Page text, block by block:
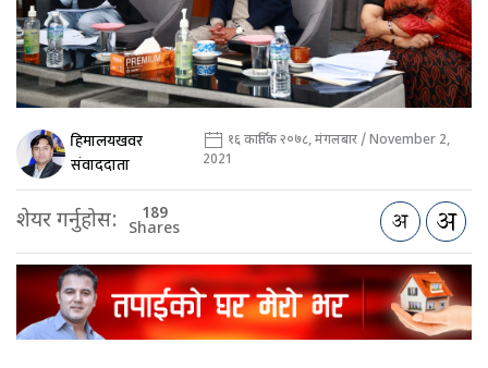
हिमालयखवर
संवाददाता
१६ कार्तिक २०७८, मंगलबार / November 2,
2021
शेयर गर्नुहोस: 189
Shares